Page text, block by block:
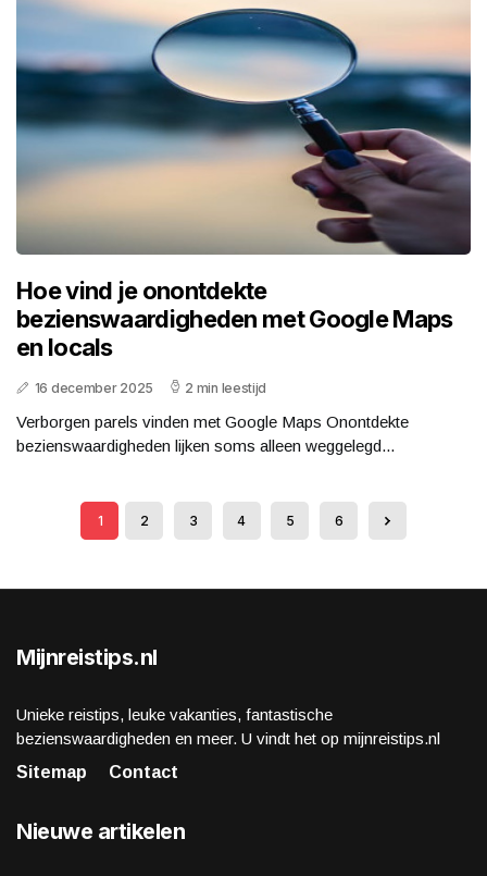
Hoe vind je onontdekte
bezienswaardigheden met Google Maps
en locals
16 december 2025 2 min leestijd
Verborgen parels vinden met Google Maps Onontdekte
bezienswaardigheden lijken soms alleen weggelegd...
1 2 3 4 5 6
Mijnreistips.nl
Unieke reistips, leuke vakanties, fantastische
bezienswaardigheden en meer. U vindt het op mijnreistips.nl
Sitemap
Contact
Nieuwe artikelen